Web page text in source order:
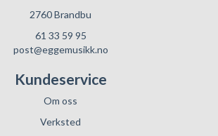
2760 Brandbu
61 33 59 95
post@eggemusikk.no
Kundeservice
Om oss
Verksted